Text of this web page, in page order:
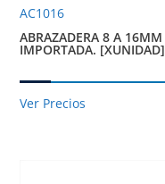
AC1016
ABRAZADERA 8 A 16MM
IMPORTADA. [XUNIDAD]
Ver Precios